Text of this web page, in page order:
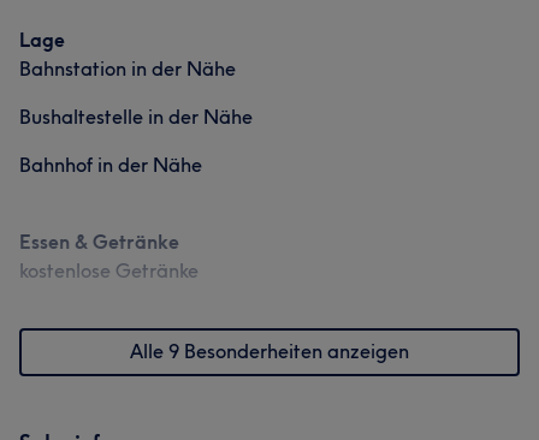
Lage
Bahnstation in der Nähe
Bushaltestelle in der Nähe
Bahnhof in der Nähe
Essen & Getränke
kostenlose Getränke
Alle 9 Besonderheiten anzeigen